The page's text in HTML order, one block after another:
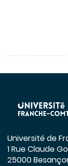
Université de
1 Rue Claude
25000